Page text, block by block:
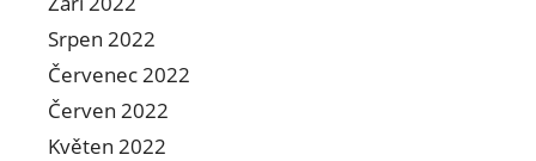
Srpen 2022
Červenec 2022
Červen 2022
Květen 2022